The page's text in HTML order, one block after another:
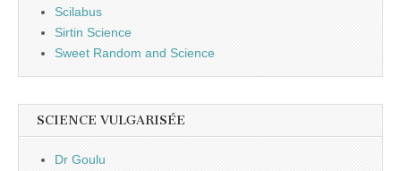
Scilabus
Sirtin Science
Sweet Random and Science
SCIENCE VULGARISÉE
Dr Goulu